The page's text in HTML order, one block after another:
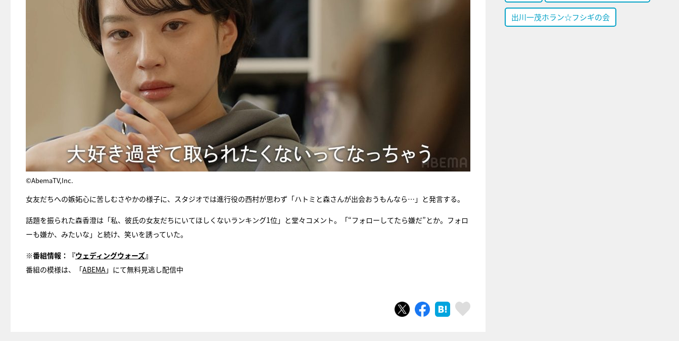
©AbemaTV,Inc.
女友だちへの嫉妬心に苦しむさやかの様子に、スタジオでは進行役の西村が思わず「ハトミと森さんが出会おうもんなら…」と発言する。
話題を振られた森香澄は「私、彼氏の女友だちにいてほしくないランキング1位」と堂々コメント。「“フォローしてたら嫌だ”とか。フォロ
ーも嫌か、みたいな」と続け、笑いを誘っていた。
※番組情報：『ウェディングウォーズ』
番組の模様は、「ABEMA」にて無料見逃し配信中
ツイートシェア はてブ
出川一茂ホラン☆フシギの会